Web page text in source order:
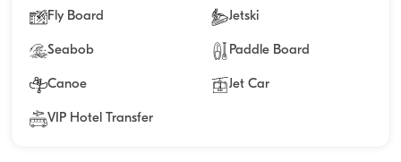
Fly Board Jetski
Seabob Paddle Board
Canoe Jet Car
VIP Hotel Transfer